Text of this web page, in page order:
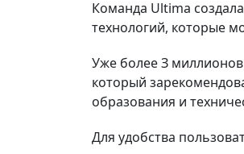
Команда Ultima
технологий, которые
Уже бoлee З
который
образования и
Для удобства